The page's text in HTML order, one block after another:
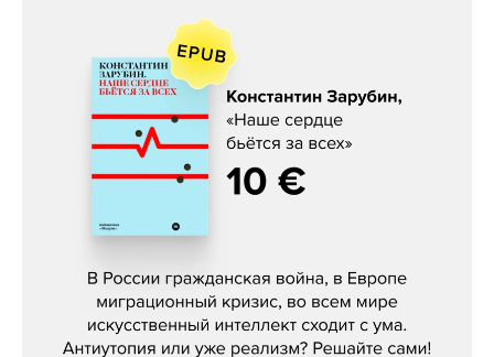
Константин Зарубин, «Наше сердце